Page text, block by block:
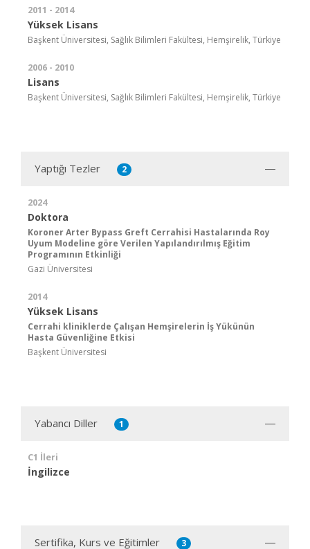
2011 - 2014
Yüksek Lisans
Başkent Üniversitesi, Sağlık Bilimleri Fakültesi, Hemşirelik, Türkiye
2006 - 2010
Lisans
Başkent Üniversitesi, Sağlık Bilimleri Fakültesi, Hemşirelik, Türkiye
Yaptığı Tezler 2
2024
Doktora
Koroner Arter Bypass Greft Cerrahisi Hastalarında Roy
Uyum Modeline göre Verilen Yapılandırılmış Eğitim
Programının Etkinliği
Gazi Üniversitesi
2014
Yüksek Lisans
Cerrahi kliniklerde Çalışan Hemşirelerin İş Yükünün
Hasta Güvenliğine Etkisi
Başkent Üniversitesi
Yabancı Diller 1
C1 İleri
İngilizce
Sertifika, Kurs ve Eğitimler 3